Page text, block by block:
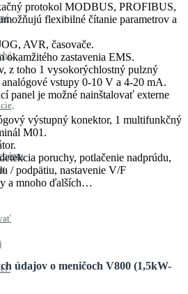
protokol MODBUS, PROFIBUS,
flexibilné čítanie parametrov a
AVR, časovače.
okamžitého zastavenia EMS.
z toho 1 vysokorýchlostný pulzný
vstupy 0-10 V a 4-20 mA.
panel je možné nainštalovať externe
výstupný konektor, 1 multifunkčný
M01.
poruchy, potlačenie nadprúdu,
/ podpätiu, nastavenie V/F
a mnoho ďalších…
údajov o meničoch V800 (1,5kW-